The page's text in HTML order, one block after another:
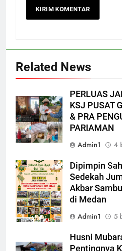
Related News
PERLUAS
KSJ PUSAT
& PRA
PARIAMAN
Admin1
4
Dipimpin
Sedekah
Akbar
di Medan
Admin1
5
Husni
Pentingnya